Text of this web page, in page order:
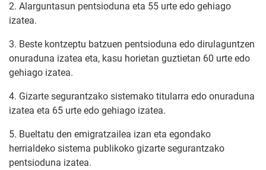
2. Alarguntasun pentsioduna eta 55 urte edo gehiago
izatea.
3. Beste kontzeptu batzuen pentsioduna edo dirulaguntzen
onuraduna izatea eta, kasu horietan guztietan 60 urte edo
gehiago izatea.
4. Gizarte segurantzako sistemako titularra edo onuraduna
izatea eta 65 urte edo gehiago izatea.
5. Bueltatu den emigratzailea izan eta egondako
herrialdeko sistema publikoko gizarte segurantzako
pentsioduna izatea.